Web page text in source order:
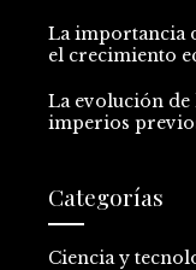
La importancia
el crecimiento
La evolución de
imperios
Categorías
Ciencia y